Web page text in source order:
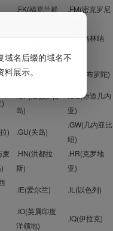
.FK(福克兰群
.FM(密克罗尼
.GD(格林纳
达)
.GH(加纳) .GI(直布罗陀)
岛)
.GQ(赤道几内
亚)
) .GU(关岛)
.GW(几内亚比
绍)
麦
.HN(洪都拉
斯)
.HR(克罗地
亚)
.IE(爱尔兰) .IL(以色列)
.IO(英属印度
洋领地)
.IQ(伊拉克)
域名后缀的域名不
展示。